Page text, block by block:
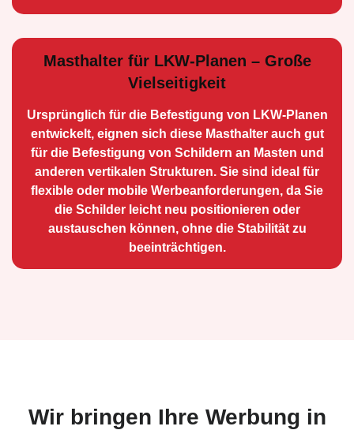
Masthalter für LKW-Planen – Große
Vielseitigkeit
Ursprünglich für die Be­festigung von LKW-Planen
entwickelt, eignen sich diese Masthalter auch gut
für die Befestigung von Schildern an Masten und
anderen vertikalen Strukturen. Sie sind ideal für
flexible oder mobile Werbean­forderungen, da Sie
die Schilder leicht neu positio­nieren oder
austauschen können, ohne die Stabilität zu
beeinträchtigen.
Wir bringen Ihre Werbung in